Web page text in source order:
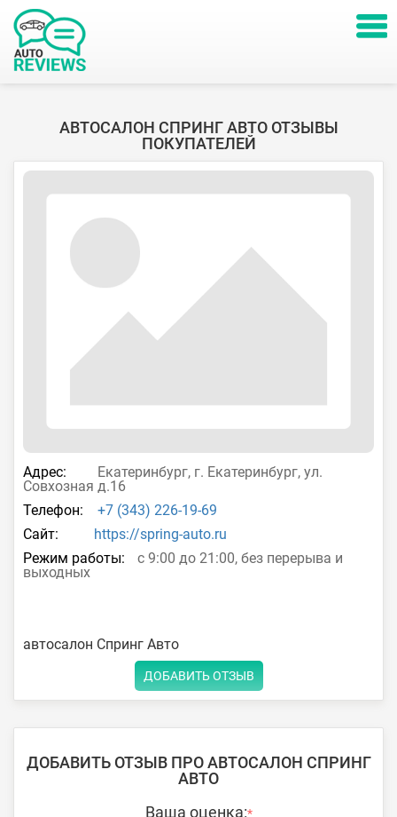
АВТОСАЛОН СПРИНГ АВТО ОТЗЫВЫ
ПОКУПАТЕЛЕЙ
Адрес:
Екатеринбург, г. Екатеринбург, ул.
Совхозная д.16
Телефон:
+7 (343) 226-19-69
Сайт:
https://spring-auto.ru
Режим работы:
с 9:00 до 21:00, без перерыва и
выходных
автосалон Спринг Авто
ДОБАВИТЬ ОТЗЫВ
ДОБАВИТЬ ОТЗЫВ ПРО АВТОСАЛОН СПРИНГ
АВТО
Ваша оценка:*